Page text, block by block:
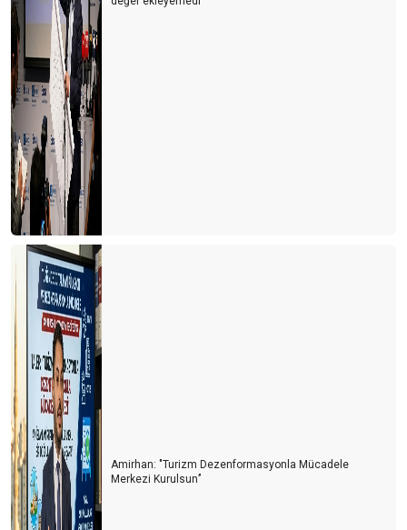
Amirhan: "Turizm Dezenformasyonla Mücadele
Merkezi Kurulsun’’